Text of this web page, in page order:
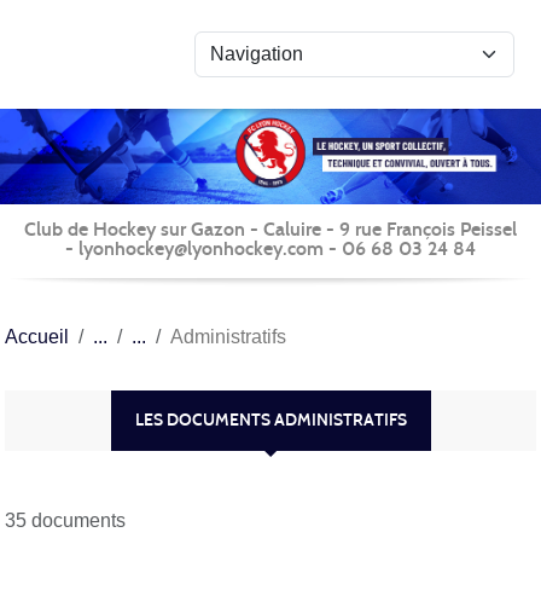
Club de Hockey sur Gazon - Caluire - 9 rue François Peissel
- lyonhockey@lyonhockey.com - 06 68 03 24 84
Accueil Administratifs
LES DOCUMENTS ADMINISTRATIFS
35 documents